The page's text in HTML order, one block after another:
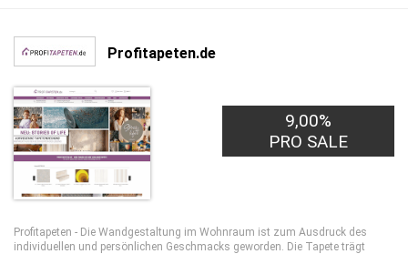
Profitapeten.de
9,00%
PRO SALE
Profitapeten - Die Wandgestaltung im Wohnraum ist zum Ausdruck des
individuellen und persönlichen Geschmacks geworden. Die Tapete trägt